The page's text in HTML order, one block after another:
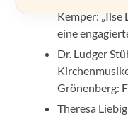
Kemper: „Ilse
eine
Dr. Ludger
Grönenberg:
Theresa